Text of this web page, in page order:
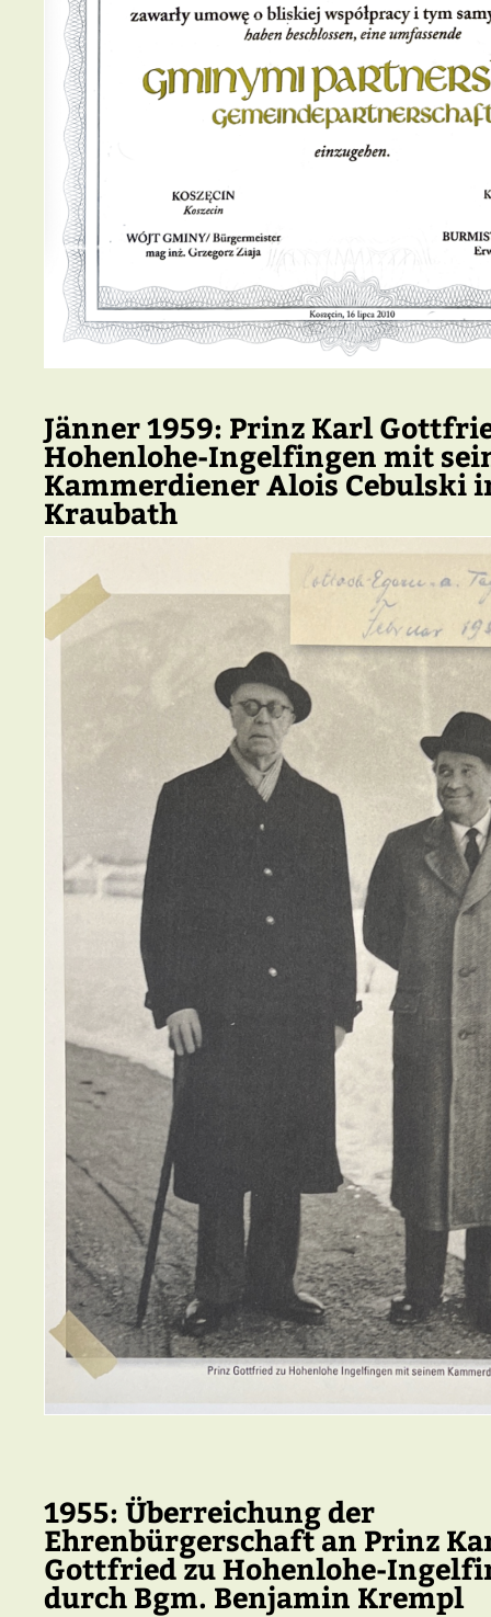
Jänner 1959: Prinz Karl
Hohenlohe-Ingelfingen mit
Kammerdiener Alois Cebulski
Kraubath
1955: Überreichung der
Ehrenbürgerschaft an Prinz
Gottfried zu Hohenlohe-
durch Bgm. Benjamin Krempl